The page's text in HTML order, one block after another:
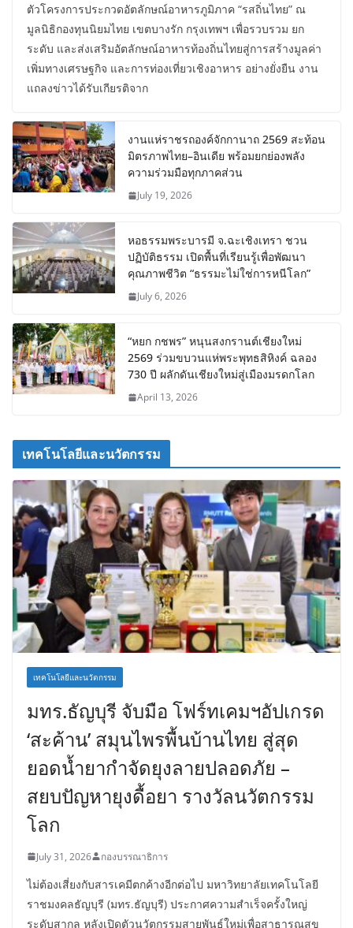
ตัวโครงการประกวดอัตลักษณ์อาหารภูมิภาค “รสถิ่นไทย” ณ
มูลนิธิกองทุนนิยมไทย เขตบางรัก กรุงเทพฯ เพื่อรวบรวม ยก
ระดับ และส่งเสริมอัตลักษณ์อาหารท้องถิ่นไทยสู่การสร้างมูลค่า
เพิ่มทางเศรษฐกิจ และการท่องเที่ยวเชิงอาหาร อย่างยั่งยืน งาน
แถลงข่าวได้รับเกียรติจาก
งานแห่ราชรถองค์จักกานาถ 2569 สะท้อน
มิตรภาพไทย–อินเดีย พร้อมยกย่องพลัง
ความร่วมมือทุกภาคส่วน
July 19, 2026
หอธรรมพระบารมี จ.ฉะเชิงเทรา ชวน
ปฏิบัติธรรม เปิดพื้นที่เรียนรู้เพื่อพัฒนา
คุณภาพชีวิต “ธรรมะไม่ใช่การหนีโลก”
July 6, 2026
“หยก กชพร” หนุนสงกรานต์เชียงใหม่
2569 ร่วมขบวนแห่พระพุทธสิหิงค์ ฉลอง
730 ปี ผลักดันเชียงใหม่สู่เมืองมรดกโลก
April 13, 2026
เทคโนโลยีและนวัตกรรม
เทคโนโลยีและนวัตกรรม
มทร.ธัญบุรี จับมือ โฟร์ทเคมฯอัปเกรด
‘สะค้าน’ สมุนไพรพื้นบ้านไทย สู่สุด
ยอดน้ำยากำจัดยุงลายปลอดภัย –
สยบปัญหายุงดื้อยา รางวัลนวัตกรรม
โลก
July 31, 2026 กองบรรณาธิการ
ไม่ต้องเสี่ยงกับสารเคมีตกค้างอีกต่อไป มหาวิทยาลัยเทคโนโลยี
ราชมงคลธัญบุรี (มทร.ธัญบุรี) ประกาศความสำเร็จครั้งใหญ่
ระดับสากล หลังเปิดตัวนวัตกรรมสายพันธุ์ใหม่เพื่อสาธารณสุข